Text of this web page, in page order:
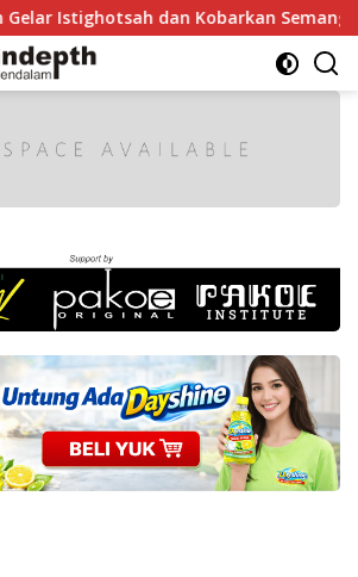
dan Kobarkan Semangat